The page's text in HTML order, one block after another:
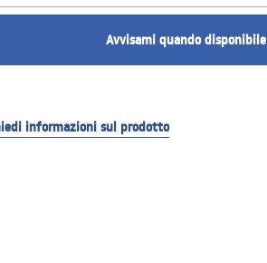
Avvisami quando disponibile
informazioni sul prodotto